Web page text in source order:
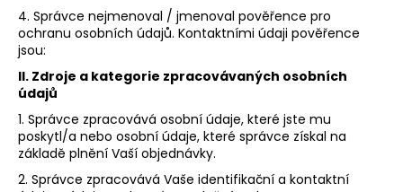
4. Správce nejmenoval / jmenoval pověřence pro
ochranu osobních údajů. Kontaktními údaji pověřence
jsou:
II. Zdroje a kategorie zpracovávaných osobních
údajů
1. Správce zpracovává osobní údaje, které jste mu
poskytl/a nebo osobní údaje, které správce získal na
základě plnění Vaší objednávky.
2. Správce zpracovává Vaše identifikační a kontaktní
HLEDAT
D
o
p
o
r